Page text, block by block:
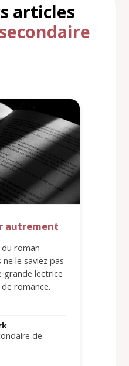
articles
autrement
roman
le saviez pas
grande lectrice
romance.
de